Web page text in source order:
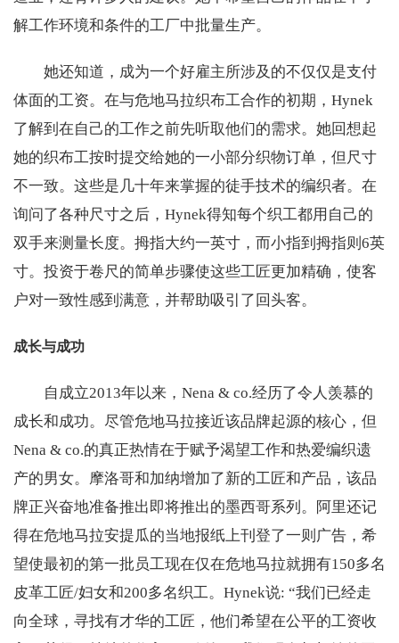
解工作环境和条件的工厂中批量生产。
她还知道，成为一个好雇主所涉及的不仅仅是支付
体面的工资。在与危地马拉织布工合作的初期，Hynek
了解到在自己的工作之前先听取他们的需求。她回想起
她的织布工按时提交给她的一小部分织物订单，但尺寸
不一致。这些是几十年来掌握的徒手技术的编织者。在
询问了各种尺寸之后，Hynek得知每个织工都用自己的
双手来测量长度。拇指大约一英寸，而小指到拇指则6英
寸。投资于卷尺的简单步骤使这些工匠更加精确，使客
户对一致性感到满意，并帮助吸引了回头客。
成长与成功
自成立2013年以来，Nena & co.经历了令人羡慕的
成长和成功。尽管危地马拉接近该品牌起源的核心，但
Nena & co.的真正热情在于赋予渴望工作和热爱编织遗
产的男女。摩洛哥和加纳增加了新的工匠和产品，该品
牌正兴奋地准备推出即将推出的墨西哥系列。阿里还记
得在危地马拉安提瓜的当地报纸上刊登了一则广告，希
望使最初的第一批员工现在仅在危地马拉就拥有150多名
皮革工匠/妇女和200多名织工。Hynek说: “我们已经走
向全球，寻找有才华的工匠，他们希望在公平的工资收